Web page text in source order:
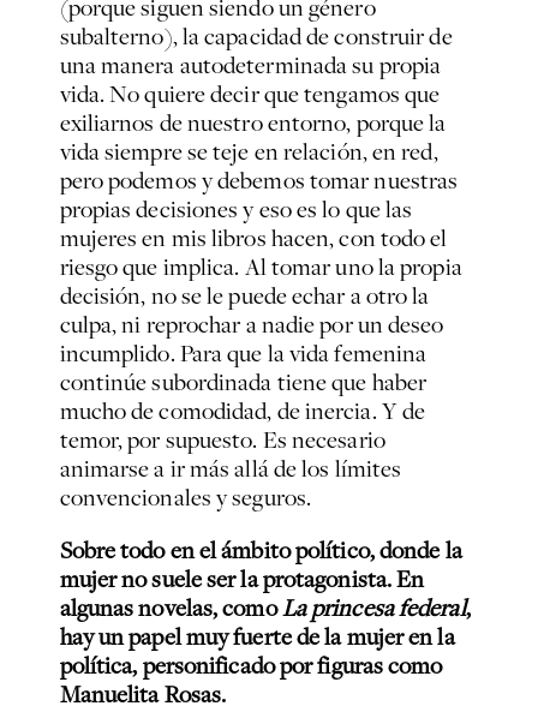
(porque siguen siendo un género
subalterno), la capacidad de construir de
una manera autodeterminada su propia
vida. No quiere decir que tengamos que
exiliarnos de nuestro entorno, porque la
vida siempre se teje en relación, en red,
pero podemos y debemos tomar nuestras
propias decisiones y eso es lo que las
mujeres en mis libros hacen, con todo el
riesgo que implica. Al tomar uno la propia
decisión, no se le puede echar a otro la
culpa, ni reprochar a nadie por un deseo
incumplido. Para que la vida femenina
continúe subordinada tiene que haber
mucho de comodidad, de inercia. Y de
temor, por supuesto. Es necesario
animarse a ir más allá de los límites
convencionales y seguros.
Sobre todo en el ámbito político, donde la
mujer no suele ser la protagonista. En
algunas novelas, comoLa princesa federal,
hay un papel muy fuerte de la mujer en la
política, personificado por figuras como
Manuelita Rosas.